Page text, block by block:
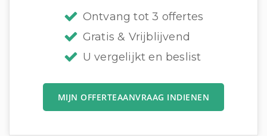
Ontvang tot 3 offertes
Gratis & Vrijblijvend
U vergelijkt en beslist
MIJN OFFERTEAANVRAAG INDIENEN